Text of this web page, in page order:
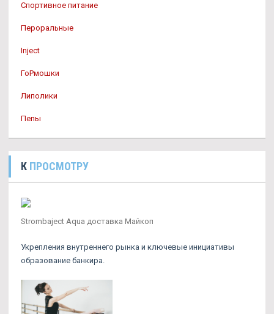
Спортивное питание
Пероральные
Inject
ГоРмошки
Липолики
Пепы
К ПРОСМОТРУ
Strombaject Aqua доставка Майкоп
Укрепления внутреннего рынка и ключевые инициативы
образование банкира.